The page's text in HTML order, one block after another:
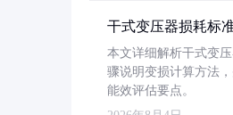
干式变压器损耗标
本文详细解析干式变
骤说明变损计算方法
能效评估要点。